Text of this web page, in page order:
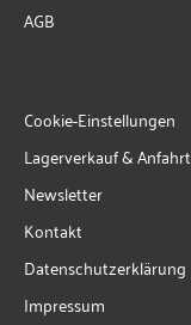
AGB
Cookie-Einstellungen
Lagerverkauf & Anfahrt
Newsletter
Kontakt
Datenschutzerklärung
Impressum